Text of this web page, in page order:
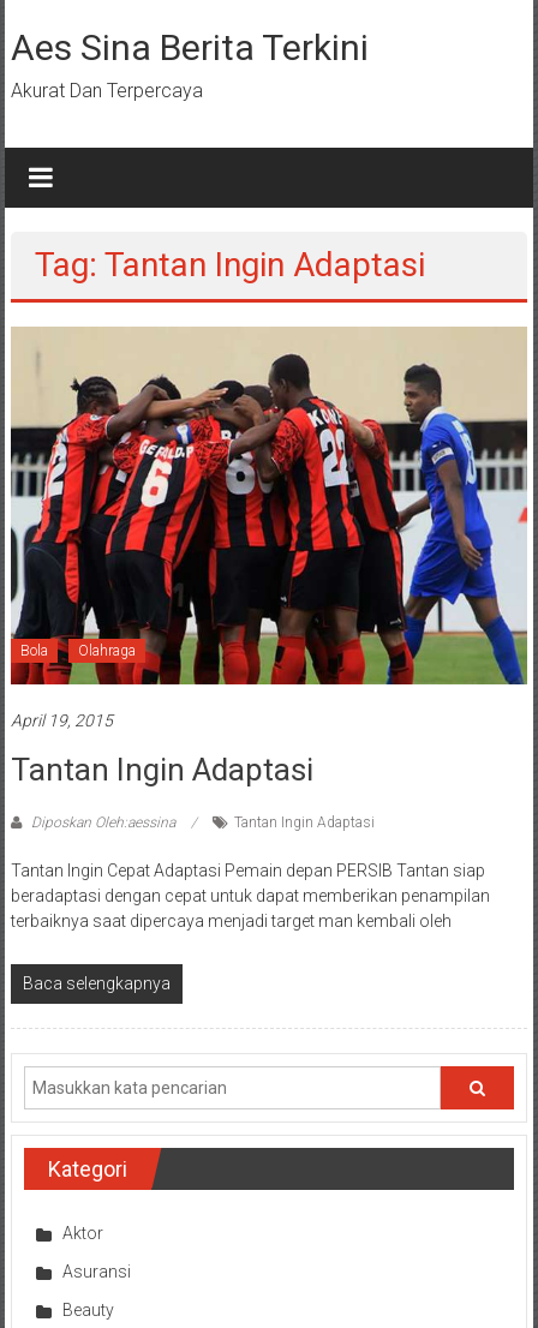
ke
konten
Aes Sina Berita Terkini
Akurat Dan Terpercaya
Tag: Tantan Ingin Adaptasi
Bola Olahraga
April 19, 2015
Tantan Ingin Adaptasi
Diposkan Oleh:aessina Tantan Ingin Adaptasi
Tantan Ingin Cepat Adaptasi Pemain depan PERSIB Tantan siap
beradaptasi dengan cepat untuk dapat memberikan penampilan
terbaiknya saat dipercaya menjadi target man kembali oleh
Baca selengkapnya
Kategori
Aktor
Asuransi
Beauty